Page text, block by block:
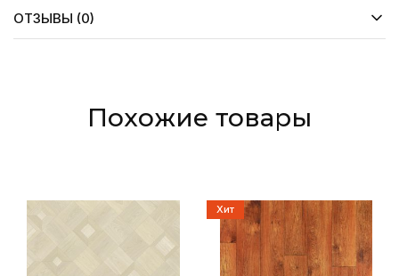
ОТЗЫВЫ (0)
Похожие товары
Хит